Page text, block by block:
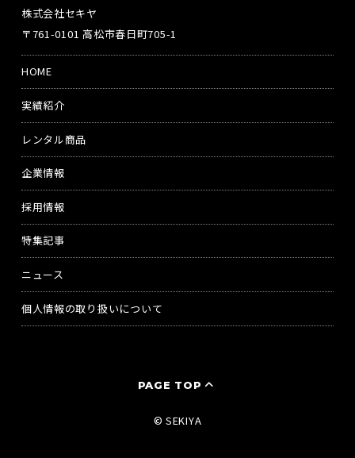
株式会社セキヤ
〒761-0101 高松市春日町705-1
HOME
実績紹介
レンタル商品
企業情報
採用情報
特集記事
ニュース
個人情報の取り扱いについて
PAGE TOP
© SEKIYA